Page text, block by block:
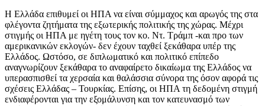
Η Ελλάδα επιθυμεί οι ΗΠΑ να είναι σύμμαχος και αρωγός της στα
φλέγοντα ζητήματα της εξωτερικής πολιτικής της χώρας. Μέχρι
στιγμής οι ΗΠΑ με ηγέτη τους τον κο. Ντ. Τράμπ -και προ των
αμερικανικών εκλογών- δεν έχουν ταχθεί ξεκάθαρα υπέρ της
Ελλάδος. Ωστόσο, σε διπλωματικό και πολιτικό επίπεδο
αναγνωρίζουν ξεκάθαρα το αναφαίρετο δικαίωμα της Ελλάδος να
υπερασπισθεί τα χερσαία και θαλάσσια σύνορα της όσον αφορά τις
σχέσεις Ελλάδας – Τουρκίας. Επίσης, οι ΗΠΑ τη δεδομένη στιγμή
ενδιαφέρονται για την εξομάλυνση και τον κατευνασμό των